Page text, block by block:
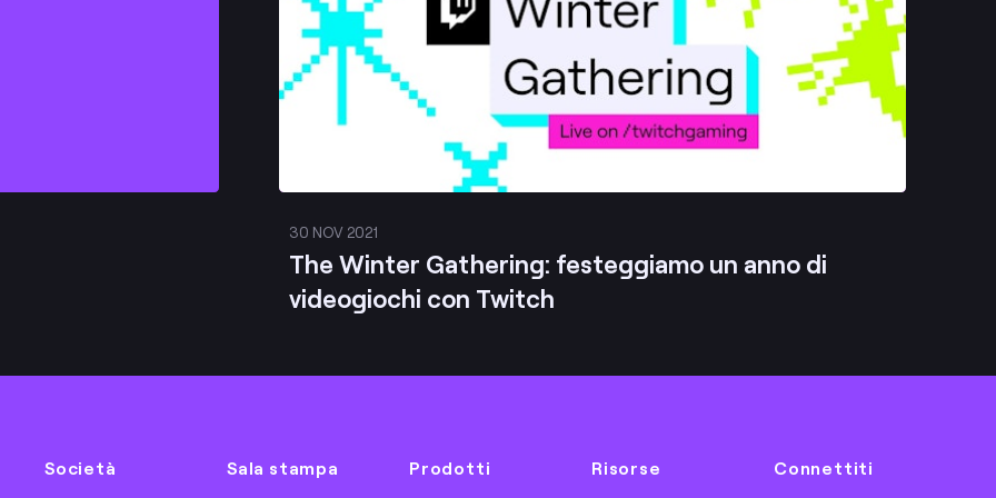
30 NOV 2021
The Winter Gathering: festeggiamo un anno di
videogiochi con Twitch
Società Sala stampa Prodotti Risorse Connettiti